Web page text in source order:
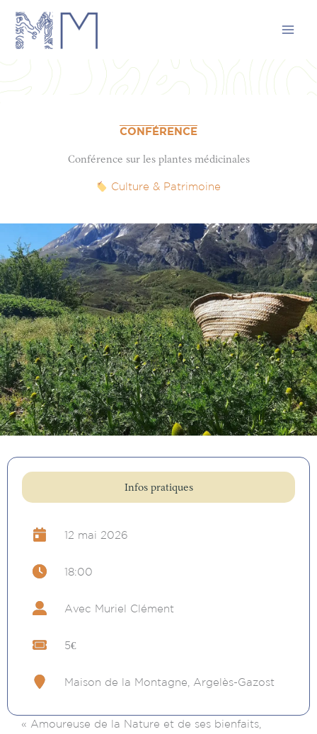
contenu
CONFÉRENCE
Conférence sur les plantes médicinales
Culture & Patrimoine
Infos pratiques
12 mai 2026
18:00
Avec Muriel Clément
5€
Maison de la Montagne, Argelès-Gazost
« Amoureuse de la Nature et de ses bienfaits,